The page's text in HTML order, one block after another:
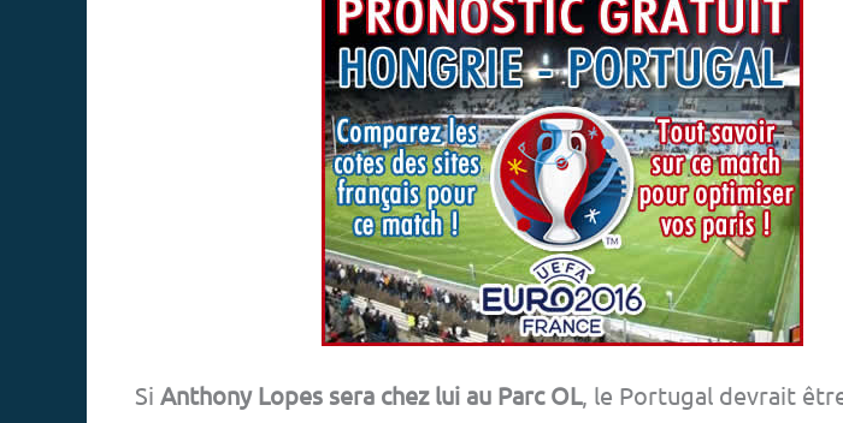
Si Anthony Lopes sera chez lui au Parc OL, le Portugal devrait